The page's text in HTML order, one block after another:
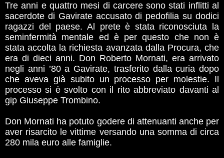
Tre anni e quattro mesi di carcere sono stati inflitti al
sacerdote di Gavirate accusato di pedofilia su dodici
ragazzi del paese. Al prete è stata riconosciuta la
seminfermità mentale ed è per questo che non è
stata accolta la richiesta avanzata dalla Procura, che
era di dieci anni. Don Roberto Mornati, era arrivato
negli anni ’80 a Gavirate, trasferito dalla curia dopo
che aveva già subito un processo per molestie. Il
processo si è svolto con il rito abbreviato davanti al
gip Giuseppe Trombino.
Don Mornati ha potuto godere di attenuanti anche per
aver risarcito le vittime versando una somma di circa
280 mila euro alle famiglie.